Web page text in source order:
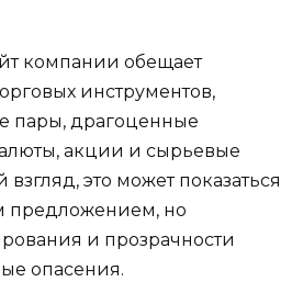
компании обещает
инструментов,
пары, драгоценные
акции и сырьевые
это может показаться
предложением, но
и прозрачности
опасения.